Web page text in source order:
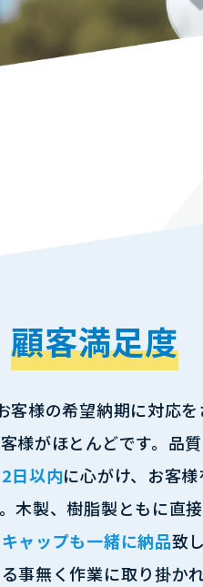
顧客満足度
客様の希望納期に対応
様がほとんどです。品
日以内に心がけ、お客
木製、樹脂製ともに直
ャップも一緒に納品致
事無く作業に取り掛か